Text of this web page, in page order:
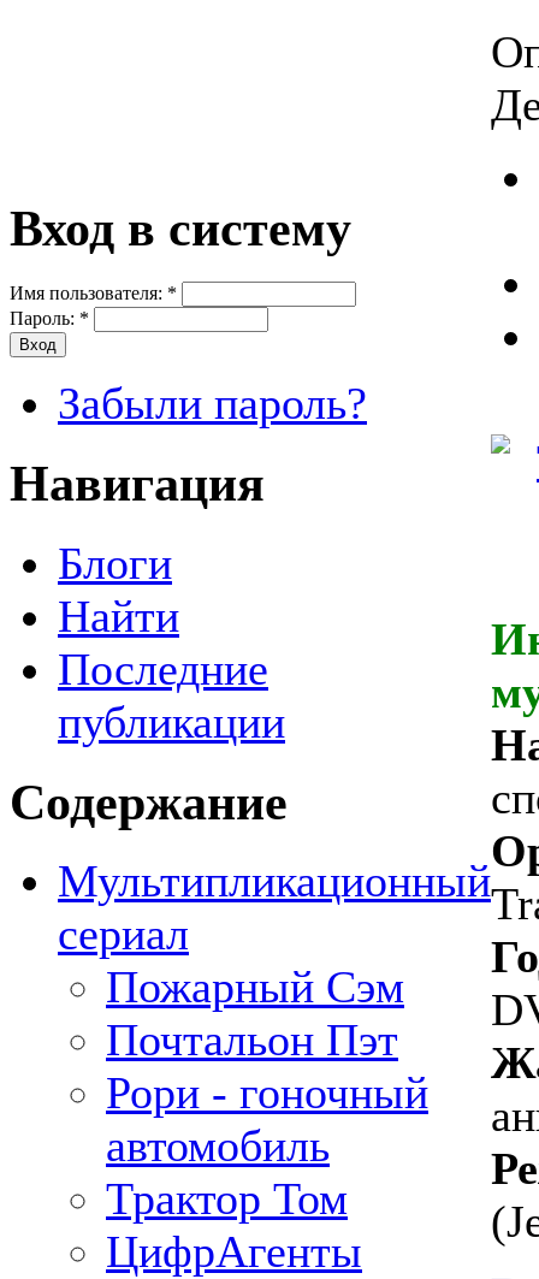
Вход в систему
Имя пользователя: *
Пароль: *
Забыли пароль?
Навигация
Блоги
Найти
Последние
публикации
Содержание
Мультипликационный
сериал
Пожарный Сэм
Почтальон Пэт
Рори - гоночный
автомобиль
Трактор Том
ЦифрАгенты